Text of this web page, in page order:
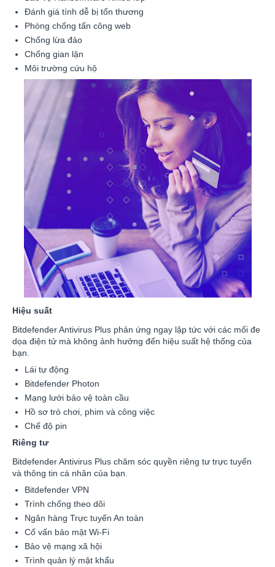
Đánh giá tính dễ bị tổn thương
Phòng chống tấn công web
Chống lừa đảo
Chống gian lận
Môi trường cứu hộ
Hiệu suất
Bitdefender Antivirus Plus phản ứng ngay lập tức với các mối đe
dọa điện tử mà không ảnh hưởng đến hiệu suất hệ thống của
bạn.
Lái tự động
Bitdefender Photon
Mạng lưới bảo vệ toàn cầu
Hồ sơ trò chơi, phim và công việc
Chế độ pin
Riêng tư
Bitdefender Antivirus Plus chăm sóc quyền riêng tư trực tuyến
và thông tin cá nhân của bạn.
Bitdefender VPN
Trình chống theo dõi
Ngân hàng Trực tuyến An toàn
Cố vấn bảo mật Wi-Fi
Bảo vệ mạng xã hội
Trình quản lý mật khẩu